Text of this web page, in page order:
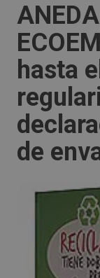
hasta
de